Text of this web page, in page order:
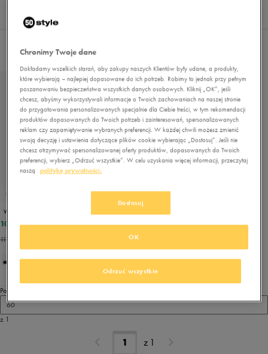
Nie wybrano filtrów
PROMO: DO -30%
VANS YT ATWOOD
129,99 zł
103,99 zł
111,99 zł
Pokaż
60
z 1
z 1
Chronimy Twoje dane
Dokładamy wszelkich starań, aby zakupy naszych Klientów były udane, a produkty,
które wybierają – najlepiej dopasowane do ich potrzeb. Robimy to jednak przy pełnym
poszanowaniu bezpieczeństwa wszystkich danych osobowych. Kliknij „OK”, jeśli
chcesz, abyśmy wykorzystywali informacje o Twoich zachowaniach na naszej stronie
do przygotowania personalizowanych specjalnie dla Ciebie treści, w tym rekomendacji
produktów dopasowanych do Twoich potrzeb i zainteresowań, spersonalizowanych
reklam czy zapamiętywanie wybranych preferencji. W każdej chwili możesz zmienić
swoją decyzję i ustawienia dotyczące plików cookie wybierając „Dostosuj”. Jeśli nie
chcesz otrzymywać spersonalizowanej oferty produktów, dopasowanych do Twoich
preferencji, wybierz „Odrzuć wszystkie”. W celu uzyskania więcej informacji, przeczytaj
naszą
politykę prywatności.
Dostosuj
Odrzuć wszystkie
OK